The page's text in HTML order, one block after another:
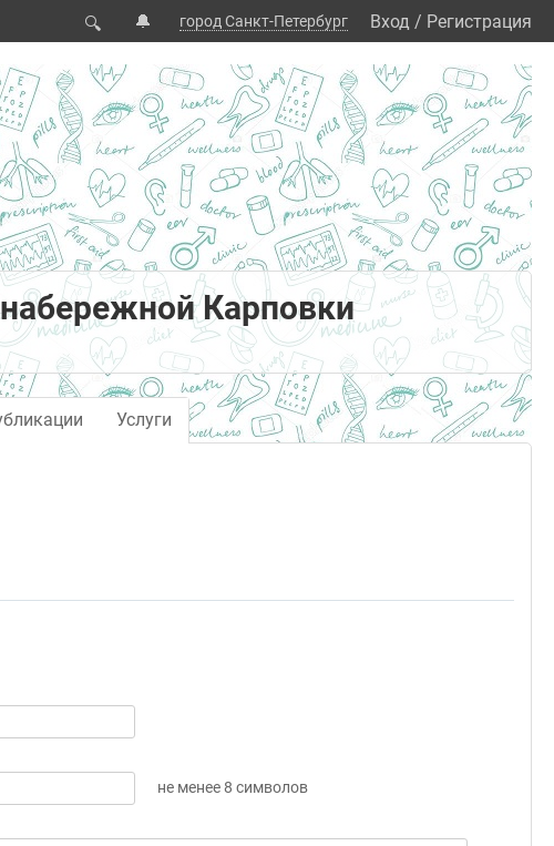
🔍 🔔 город Санкт-Петербург Вход / Регистрация
Карповки
Услуги
не менее 8 символов